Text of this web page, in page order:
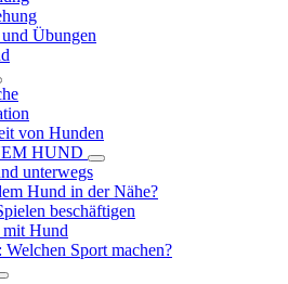
Übungen
von Hunden
HUND
unterwegs
Hund in der Nähe?
beschäftigen
Hund
Welchen Sport machen?